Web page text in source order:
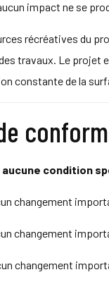
impact ne se
récréatives du
travaux. Le projet
constante de la
aucune condition
changement
changement
changement